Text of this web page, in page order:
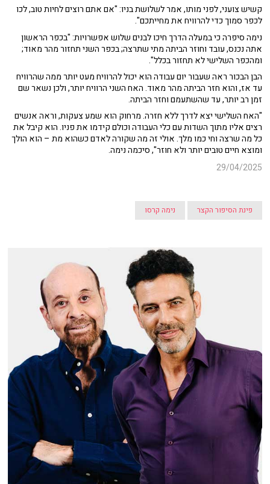
קשיש צועני, לפני מותו, אמר לשלושת בניו: "אם אתם רוצים לחיות טוב, לכו
לכפר סמוך כדי להרוויח את מחייתכם".
נימה סיפרה כי במעלה הדרך חיכו לבנים שלוש אפשרויות: "בכפר הראשון
אתה נכנס, עובד וחוזר הביתה מתי שתרצה; בכפר השני תחזור מהר מאוד;
ומהכפר השלישי לא תחזור בכלל".
הבן הבכור ראה שעבור יום עבודה הוא יכול להרוויח מעט יותר ממה שהרוויח
עד אז, והוא חזר הביתה מהר מאוד. האח השני הרוויח יותר, ולכן נשאר שם
זמן רב יותר, עד שהשתעמם וחזר הביתה.
"האח השלישי יצא לדרך ללא חזרה. מרחוק הוא שמע צעקות, וראה אנשים
רצים אליו מתוך השדות עם כלי העבודה וכולם קידמו את פניו. הוא קיבל את
כל מה שרצה וחי כמו מלך. אולי זה מה שקורה לאדם כשהוא מת – הוא הולך
ומוצא חיים טובים יותר ולא חוזר", סיכמה נימה.
29/04/2025
פינת הסיפור הקצר נימה קרסו